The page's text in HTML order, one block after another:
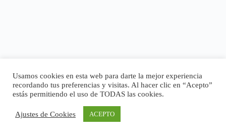
Usamos cookies en esta web para darte la mejor experiencia
recordando tus preferencias y visitas. Al hacer clic en “Acepto”
estás permitiendo el uso de TODAS las cookies.
Ajustes de Cookies ACEPTO